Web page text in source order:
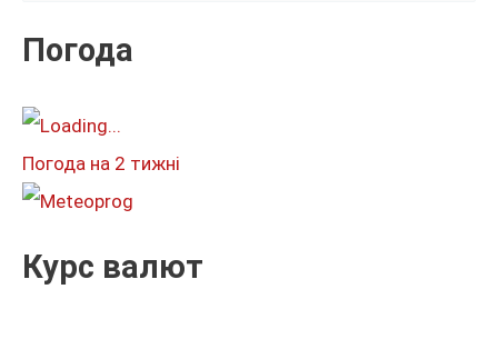
к
т
:
Погода
Погода на 2 тижні
Курс валют